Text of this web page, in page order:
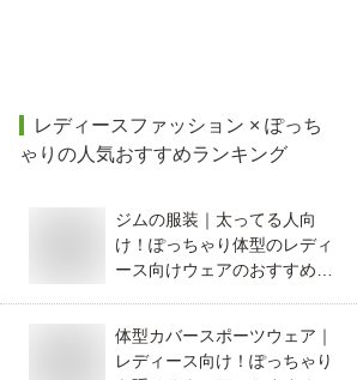
レディースファッション × ぽっち
ゃり の人気おすすめランキング
ジムの服装｜太ってる人向
け！ぽっちゃり体型のレディ
ース向けウェアのおすすめを
体型カバースポーツウェア｜
レディース向け！ぽっちゃり